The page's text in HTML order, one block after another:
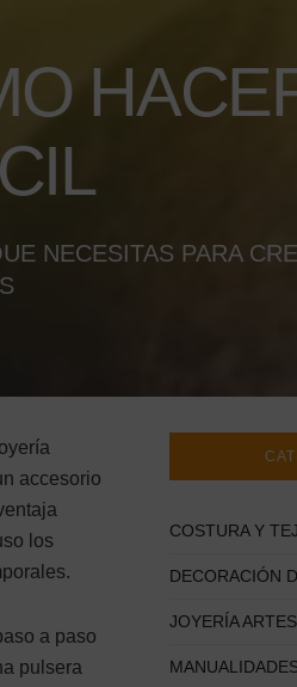
NECESITAS PARA
accesorio
los
a paso
pulsera
COSTURA Y
DECORACIÓN
JOYERÍA